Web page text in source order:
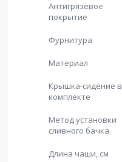
Антигрязевое
покрытие
Фурнитура
Материал
Крышка-сидение в
комплекте
Метод установки
сливного бачка
Длина чаши, см